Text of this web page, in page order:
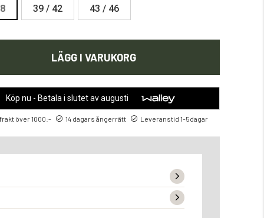
39 / 42 43 / 46
LÄGG I VARUKORG
Köp nu - Betala i slutet av augusti
över 1000:- 14 dagars ångerrätt Leveranstid 1-5dagar